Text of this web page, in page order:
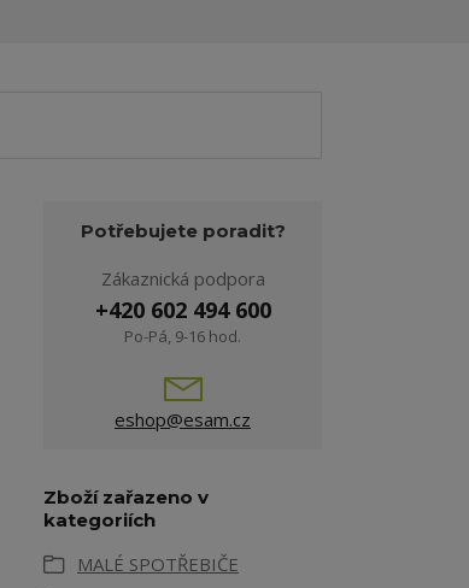
Potřebujete poradit?
Zákaznická podpora
+420 602 494 600
Po-Pá, 9-16 hod.
eshop@esam.cz
Zboží zařazeno v
kategoriích
MALÉ SPOTŘEBIČE